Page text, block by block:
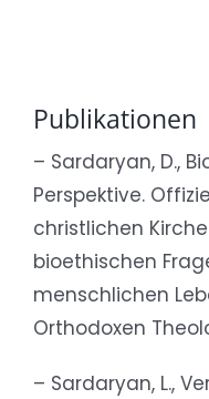
Publikationen
– Sardaryan, D.,
Perspektive.
christlichen
bioethischen
menschlichen
Orthodoxen
– Sardaryan, L.,